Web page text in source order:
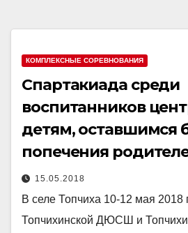
КОМПЛЕКСНЫЕ СОРЕВНОВАНИЯ
Спартакиада среди
воспитанников
детям, оставшимся
попечения
15.05.2018
В селе Топчиха 10-12 мая 2018
Топчихинской ДЮСШ и